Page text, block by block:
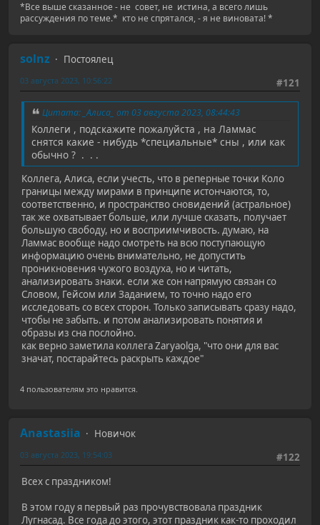
*Все выше сказанное - не совет, не истина, а всего лишь
рассуждения по теме.* кто не спрятался, - я не виновата! *
solnz
Постоялец
#121
03 августа 2023, 10:56:22
Цитата: _Алиса_ от 03 августа 2023, 08:44:43
Коллеги , подскажите пожалуйста , на Ламмас
снятся какие - нибудь *специальные* сны , или как
обычно ? . . .
Коллега, Алиса, если учесть, что в реперные точки Коло
границы между мирами в принципе истончаются, то,
соответственно, и пространство сновидений (астральное)
так же охватывает больше, или лучше сказать, получает
большую свободу, но и восприимчивость. думаю, на
Ламмас вообще надо смотреть на всю поступающую
информацию очень внимательно, не допустить
проникновения чужого воздуха, но и читать,
анализировать знаки. если же сон напрямую связан со
Словом, Гейсом или Заданием, то точно надо его
исследовать со всех сторон. Только записывать сразу надо,
чтобы не забыть. и потом анализировать понятия и
образы из сна послойно.
как верно заметила коллега Zaryaolga, "что они для вас
значат, постарайтесь раскрыть каждое"
4 пользователям это нравится.
Anastasiia
Новичок
#122
03 августа 2023, 19:54:03
Всех с праздником!
В этом году я первый раз прочувствовала праздник
Лугнасад. Все года до этого, этот праздник как-то проходил